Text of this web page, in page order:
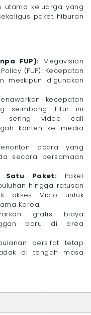
utama keluarga yang
paket hiburan
FUP): Megavision
(FUP). Kecepatan
meskipun digunakan
kecepatan
seimbang. Fitur ini
sering video call
konten ke media
acara yang
secara bersamaan
Satu Paket: Paket
hingga ratusan
akses Vidio untuk
Korea.
gratis biaya
baru di area
bersifat tetap
di tengah masa